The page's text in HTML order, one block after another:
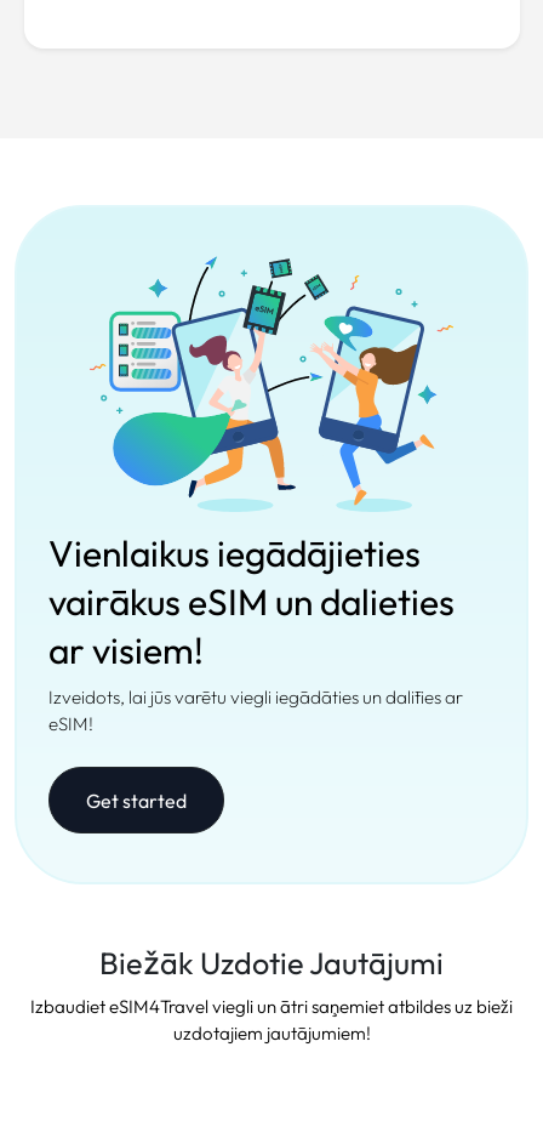
Vienlaikus iegādājieties
vairākus eSIM un dalieties
ar visiem!
Izveidots, lai jūs varētu viegli iegādāties un dalīties ar
eSIM!
Get started
Biežāk Uzdotie Jautājumi
Izbaudiet eSIM4Travel viegli un ātri saņemiet atbildes uz bieži
uzdotajiem jautājumiem!